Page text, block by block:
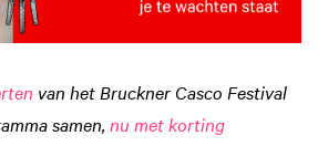
van het Bruckner Casco Festival
samen, nu met korting